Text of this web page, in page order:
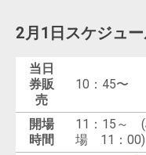
2月1日スケジュ
当日
券販
売
10：45〜
開場
時間
11：15～
場 11：00)